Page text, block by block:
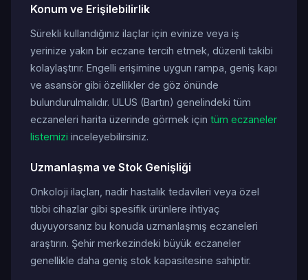
Konum ve Erişilebilirlik
Sürekli kullandığınız ilaçlar için evinize veya iş
yerinize yakın bir eczane tercih etmek, düzenli takibi
kolaylaştırır. Engelli erişimine uygun rampa, geniş kapı
ve asansör gibi özellikler de göz önünde
bulundurulmalıdır. ULUS (Bartın) genelindeki tüm
eczaneleri harita üzerinde görmek için tüm eczaneler
listemizi inceleyebilirsiniz.
Uzmanlaşma ve Stok Genişliği
Onkoloji ilaçları, nadir hastalık tedavileri veya özel
tıbbi cihazlar gibi spesifik ürünlere ihtiyaç
duyuyorsanız bu konuda uzmanlaşmış eczaneleri
araştırın. Şehir merkezindeki büyük eczaneler
genellikle daha geniş stok kapasitesine sahiptir.